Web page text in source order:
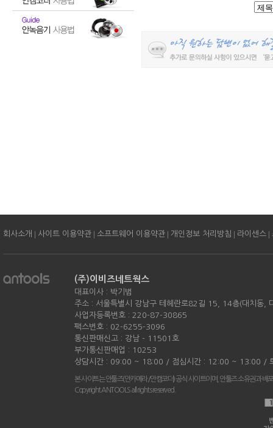
회사소개 | 사이트 이용약관 | 소프트웨어 이용약관 | 개인정보 처리방침 | 라이센스 |
(주)이비즈네트웍스
대표이사 : 박기범
주소 : 서울특별시 강남구 테헤란로82길 15, 14층(대치동,
사업자등록번호 : 220-87-30865
팩스번호 : 02-6255-3096
통신판매신고 : 강남 - 11501호
부가통신판매업 : 10253
상담시간 : 09:00 ~ 18:00 / 점심시간 : 12:00 ~ 13:00 /
본 사이트는 안툴즈(안카메라/안캠코더) 공식 사이트이며, 안툴즈 소유권과 배
Copyright ANTOOLS all rights reserved.